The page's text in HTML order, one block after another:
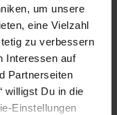
um unsere
eine Vielzahl
zu verbessern
Interessen auf
Partnerseiten
willigst Du in die
Einstellungen
47
0